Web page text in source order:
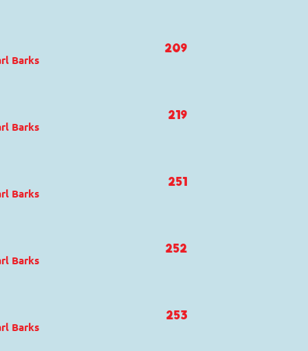
und Track
Barks
und Track
209
Barks
219
Barks
und Track
251
Barks
252
Barks
253